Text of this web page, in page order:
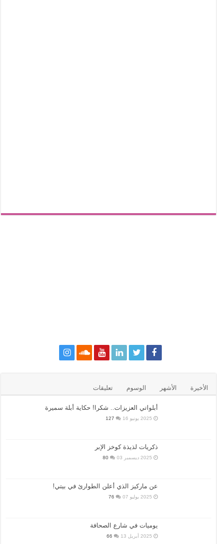
الأخيرة الأشهر الوسوم تعليقات
أبلواتي العزيزات.. شكرا! حكاية أبلة سميرة
2025 يونيو 16 127
ذكريات لذيذة كوخز الإبر
2025 ديسمبر 03 80
عن ماركيز الذي أعلن الطوارئ في بيتي!
2025 يوليو 07 76
يوميات في شارع الصحافة
2025 أبريل 13 66